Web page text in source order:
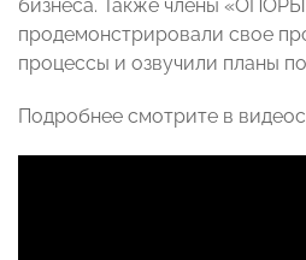
бизнеса. Также члены
продемонстрировали свое
процессы и озвучили планы
Подробнее смотрите в